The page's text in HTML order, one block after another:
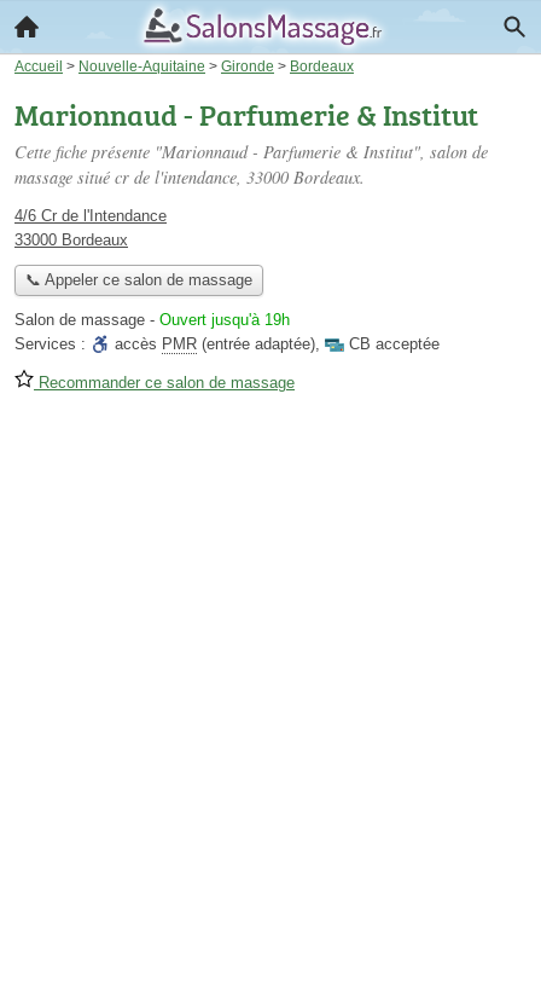
Accueil > Nouvelle-Aquitaine > Gironde > Bordeaux
Marionnaud - Parfumerie & Institut
Cette fiche présente "Marionnaud - Parfumerie & Institut", salon de
massage situé cr de l'intendance, 33000 Bordeaux.
4/6 Cr de l'Intendance
33000 Bordeaux
📞 Appeler ce salon de massage
Salon de massage - Ouvert jusqu'à 19h
Services :
accès PMR (entrée adaptée), CB acceptée
Recommander ce salon de massage